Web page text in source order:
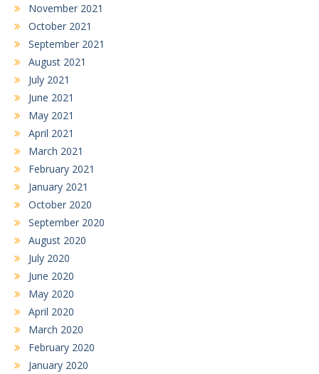
November 2021
October 2021
September 2021
August 2021
July 2021
June 2021
May 2021
April 2021
March 2021
February 2021
January 2021
October 2020
September 2020
August 2020
July 2020
June 2020
May 2020
April 2020
March 2020
February 2020
January 2020